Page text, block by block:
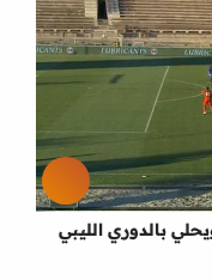
بالدوري الليبي